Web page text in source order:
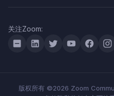
关注Zoom:
版权所有 ©2026 Zoom